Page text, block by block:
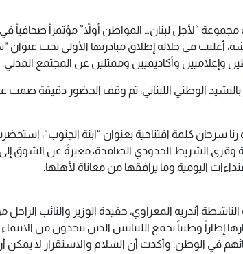
“لأجل لبنان… المواطن أولاً” مؤتمراً صحافياً في
أعلنت في خلاله إطلاق مبادرتها الأولى تحت عنوان
وإعلاميين وأكاديميين وممثلين عن المجتمع المدني.
الوطني اللبناني، ثم وقف الحضور دقيقة صمت
رنا سرحان كلمة افتتاحية بعنوان “ابنة الجنوب”،
وقرى الشريط الحدودي الصامدة، معبرةً عن الشوق
اليومية وما يرافقها من معاناة لأهلها.
أندريه المعراوي، حفيدة الوزير والنائب
إطاراً وطنياً يجمع اللبنانيين الذين يتخذون من
في الوطن. وأكدت أن السلام والاستقرار لا يمكن